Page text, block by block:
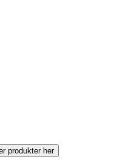
produkter her